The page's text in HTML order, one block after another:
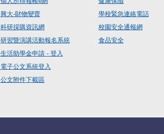
興大-財物變賣
科研採購資訊網
研習暨演講活動報名系統
生活助學金申請 - 登入
電子公文系統登入
公文附件下載區
學校緊急連絡電話
校園安全通報網
食品安全